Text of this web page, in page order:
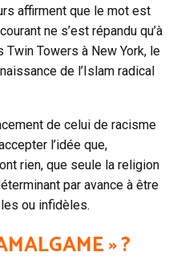
affirment que le mot est
ne s’est répandu qu’à
Towers à New York, le
de l’Islam radical
de celui de racisme
l’idée que,
rien, que seule la religion
par avance à être
ou infidèles.
»?